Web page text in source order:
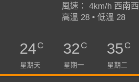
風速： 4km/h 西南西
高溫 28 • 低溫 28
24C
星期天
32C
星期一
35C
星期二